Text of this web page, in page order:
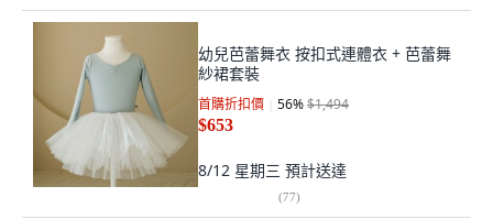
幼兒芭蕾舞衣 按扣式連體衣 + 芭蕾舞
紗裙套裝
首購折扣價 56%$1,494
$653
8/12 星期三 預計送達
(77)